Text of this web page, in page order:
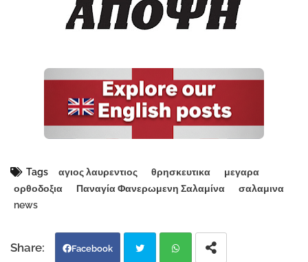
Tags αγιος λαυρεντιος θρησκευτικα
μεγαρα
ορθοδοξια
Παναγία Φανερωμενη Σαλαμίνα
σαλαμινα
news
Facebook